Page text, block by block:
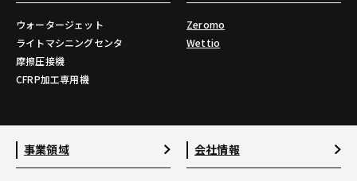
ウォータージェット
ライトマシニングセンタ
摩擦圧接機
CFRP加工専用機
Zeromo
Wettio
事業領域 会社情報